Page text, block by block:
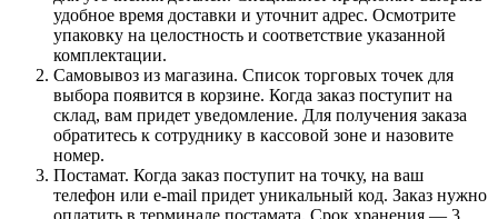
удобное время доставки и уточнит адрес. Осмотрите
упаковку на целостность и соответствие указанной
комплектации.
Самовывоз из магазина. Список торговых точек для
выбора появится в корзине. Когда заказ поступит на
склад, вам придет уведомление. Для получения заказа
обратитесь к сотруднику в кассовой зоне и назовите
номер.
Постамат. Когда заказ поступит на точку, на ваш
телефон или e-mail придет уникальный код. Заказ нужно
оплатить в терминале постамата. Срок хранения — 3